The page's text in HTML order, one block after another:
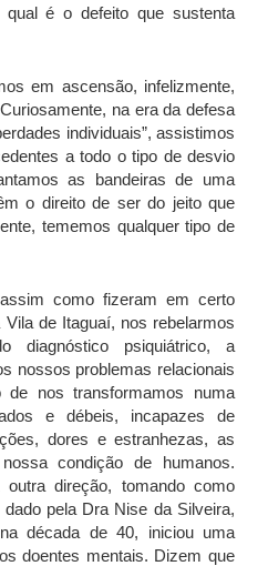
é o defeito que sustenta
em ascensão, infelizmente,
na era da defesa
individuais”, assistimos
a todo o tipo de desvio
as bandeiras de uma
o direito de ser do jeito que
tememos qualquer tipo de
como fizeram em certo
de Itaguaí, nos rebelarmos
diagnóstico psiquiátrico, a
nossos problemas relacionais
nos transformamos numa
e débeis, incapazes de
dores e estranhezas, as
condição de humanos.
direção, tomando como
pela Dra Nise da Silveira,
década de 40, iniciou uma
doentes mentais. Dizem que